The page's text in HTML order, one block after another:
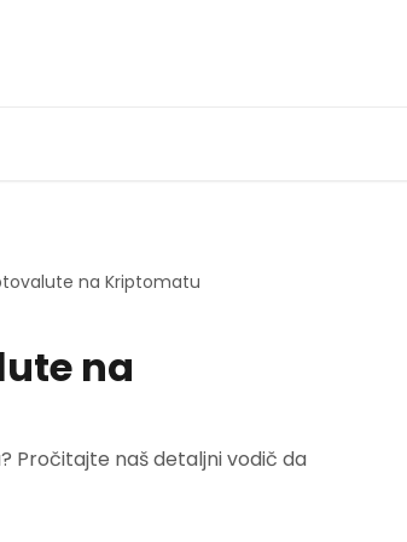
na Kriptomatu
na
Pročitajte naš detaljni vodič da